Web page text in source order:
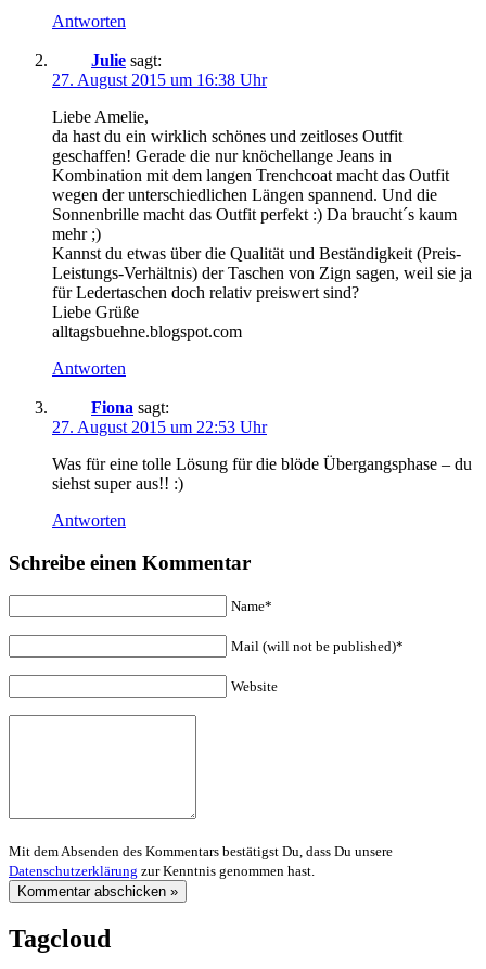
Antworten
Julie sagt:
27. August 2015 um 16:38 Uhr
Liebe Amelie,
da hast du ein wirklich schönes und zeitloses Outfit
geschaffen! Gerade die nur knöchellange Jeans in
Kombination mit dem langen Trenchcoat macht das Outfit
wegen der unterschiedlichen Längen spannend. Und die
Sonnenbrille macht das Outfit perfekt :) Da braucht´s kaum
mehr ;)
Kannst du etwas über die Qualität und Beständigkeit (Preis-
Leistungs-Verhältnis) der Taschen von Zign sagen, weil sie ja
für Ledertaschen doch relativ preiswert sind?
Liebe Grüße
alltagsbuehne.blogspot.com
Antworten
Fiona sagt:
27. August 2015 um 22:53 Uhr
Was für eine tolle Lösung für die blöde Übergangsphase – du
siehst super aus!! :)
Antworten
Schreibe einen Kommentar
Name*
Mail (will not be published)*
Website
Mit dem Absenden des Kommentars bestätigst Du, dass Du unsere
Datenschutzerklärung zur Kenntnis genommen hast.
Tagcloud